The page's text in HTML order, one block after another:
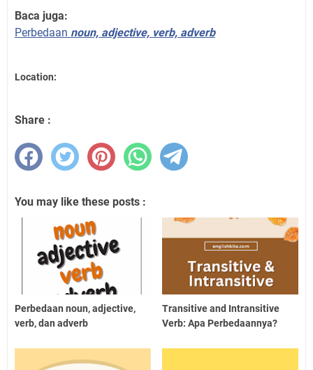
Baca juga:
Perbedaan noun, adjective, verb, adverb
Location:
Share :
You may like these posts :
Perbedaan noun, adjective,
verb, dan adverb
Transitive and Intransitive
Verb: Apa Perbedaannya?